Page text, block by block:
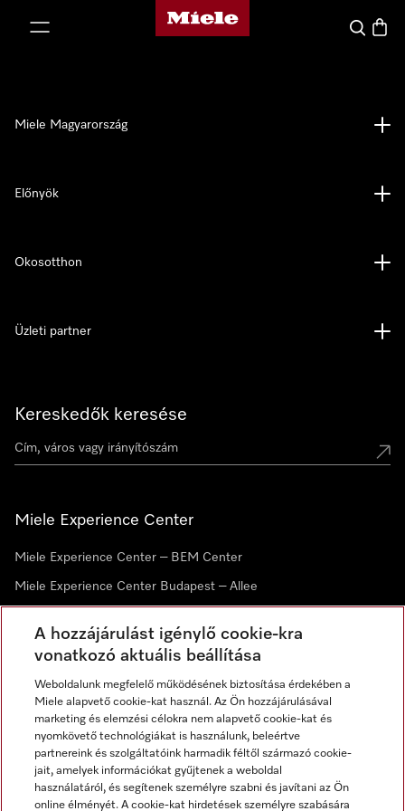
Miele honlapja
Kereses
Kereskedők keresése
Miele Experience Center
Miele Experience Center – BEM Center
Miele Experience Center Budapest – Allee
Hírlevél
Miele Magyarország
Előnyök
Okosotthon
Üzleti partner
A hozzájárulást igénylő cookie-kra
vonatkozó aktuális beállítása
Weboldalunk megfelelő működésének biztosítása érdekében a
Miele alapvető cookie-kat használ. Az Ön hozzájárulásával
marketing és elemzési célokra nem alapvető cookie-kat és
nyomkövető technológiákat is használunk, beleértve
partnereink és szolgáltatóink harmadik féltől származó cookie-
jait, amelyek információkat gyűjtenek a weboldal
használatáról, és segítenek személyre szabni és javítani az Ön
online élményét. A cookie-kat hirdetések személyre szabására